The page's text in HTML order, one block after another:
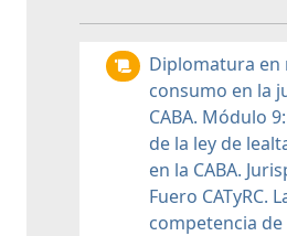
Diplomatura en
consumo en la
CABA. Módulo
de la ley de
en la CABA.
Fuero CATyRC.
competencia